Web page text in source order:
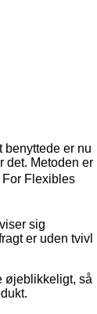
er nu
det. Metoden er
For Flexibles
sig
er uden tvivl
øjeblikkeligt, så